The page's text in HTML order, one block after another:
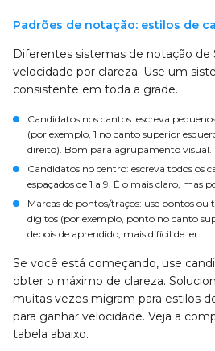
Padrões de notação: estilos de
Diferentes sistemas de notação de
velocidade por clareza. Use um
consistente em toda a grade.
Candidatos nos cantos: escreva
(por exemplo, 1 no canto superior
direito). Bom para agrupamento visual.
Candidatos no centro: escreva todos os
espaçados de 1 a 9. É o mais claro, mas
Marcas de pontos/traços: use pontos ou
dígitos (por exemplo, ponto no canto
depois de aprendido, mais difícil de ler.
Se você está começando, use
obter o máximo de clareza.
muitas vezes migram para estilos
para ganhar velocidade. Veja a
tabela abaixo.